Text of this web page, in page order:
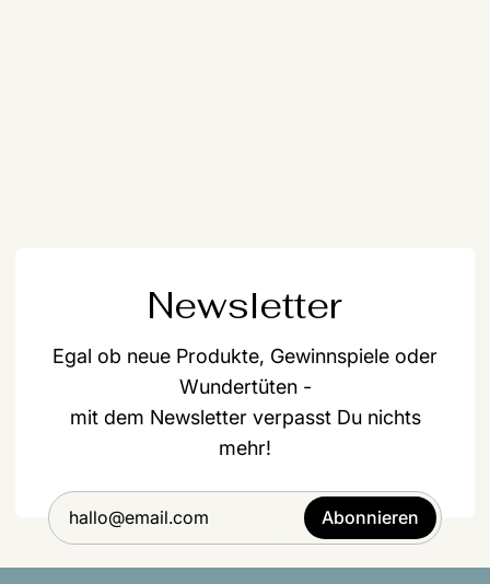
Newsletter
Egal ob neue Produkte, Gewinnspiele oder
Wundertüten -
mit dem Newsletter verpasst Du nichts
mehr!
Abonnieren